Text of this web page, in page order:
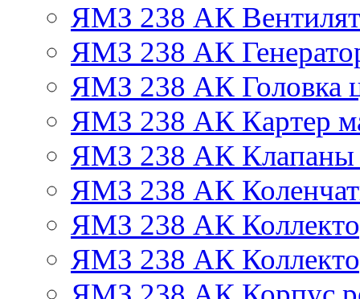
ЯМЗ 238 АК
ЯМЗ 238 АК
ЯМЗ 238 АК Головка
ЯМЗ 238 АК Картер
ЯМЗ 238 АК Клапаны
ЯМЗ 238 АК
ЯМЗ 238 АК
ЯМЗ 238 АК